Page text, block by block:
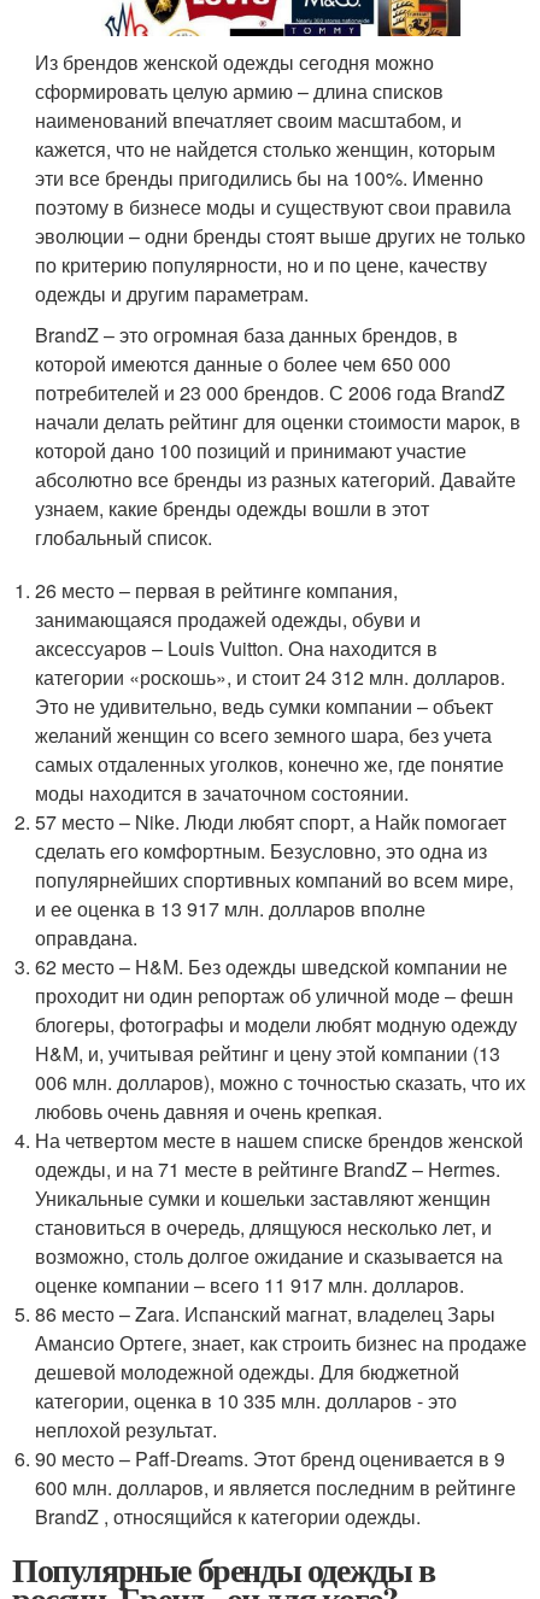
Из брендов женской одежды сегодня можно
сформировать целую армию – длина списков
наименований впечатляет своим масштабом, и
кажется, что не найдется столько женщин, которым
эти все бренды пригодились бы на 100%. Именно
поэтому в бизнесе моды и существуют свои правила
эволюции – одни бренды стоят выше других не только
по критерию популярности, но и по цене, качеству
одежды и другим параметрам.
BrandZ – это огромная база данных брендов, в
которой имеются данные о более чем 650 000
потребителей и 23 000 брендов. С 2006 года BrandZ
начали делать рейтинг для оценки стоимости марок, в
которой дано 100 позиций и принимают участие
абсолютно все бренды из разных категорий. Давайте
узнаем, какие бренды одежды вошли в этот
глобальный список.
26 место – первая в рейтинге компания,
занимающаяся продажей одежды, обуви и
аксессуаров – Louis Vuitton. Она находится в
категории «роскошь», и стоит 24 312 млн. долларов.
Это не удивительно, ведь сумки компании – объект
желаний женщин со всего земного шара, без учета
самых отдаленных уголков, конечно же, где понятие
моды находится в зачаточном состоянии.
57 место – Nike. Люди любят спорт, а Найк помогает
сделать его комфортным. Безусловно, это одна из
популярнейших спортивных компаний во всем мире,
и ее оценка в 13 917 млн. долларов вполне
оправдана.
62 место – H&M. Без одежды шведской компании не
проходит ни один репортаж об уличной моде – фешн
блогеры, фотографы и модели любят модную одежду
H&M, и, учитывая рейтинг и цену этой компании (13
006 млн. долларов), можно с точностью сказать, что их
любовь очень давняя и очень крепкая.
На четвертом месте в нашем списке брендов женской
одежды, и на 71 месте в рейтинге BrandZ – Hermes.
Уникальные сумки и кошельки заставляют женщин
становиться в очередь, длящуюся несколько лет, и
возможно, столь долгое ожидание и сказывается на
оценке компании – всего 11 917 млн. долларов.
86 место – Zara. Испанский магнат, владелец Зары
Амансио Ортеге, знает, как строить бизнес на продаже
дешевой молодежной одежды. Для бюджетной
категории, оценка в 10 335 млн. долларов - это
неплохой результат.
90 место – Paff-Dreams. Этот бренд оценивается в 9
600 млн. долларов, и является последним в рейтинге
BrandZ , относящийся к категории одежды.
Популярные бренды одежды в